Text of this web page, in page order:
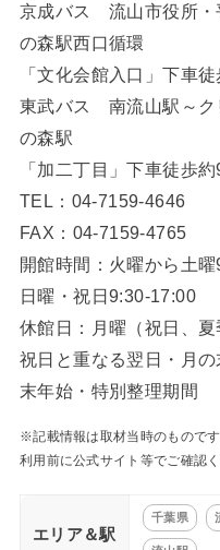
京成バス 流山市役所・
の森駅西口循環
「文化会館入口」下車
東武バス 南流山駅～ク
の森駅
「加二丁目」下車徒歩約
TEL：04-7159-4646
FAX：04-7159-4765
開館時間：火曜から土
日曜・祝日9:30-17:00
休館日：月曜（祝日、
祝日と重なる翌日・月
末年始・特別整理期間
※記載情報は取材当時のもので
利用前に公式サイト等でご確認く
エリア＆駅
千葉県